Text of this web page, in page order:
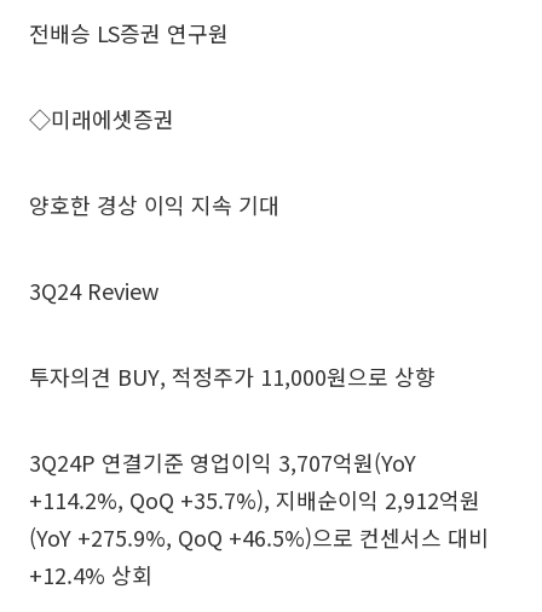
전배승 LS증권 연구원
◇미래에셋증권
양호한 경상 이익 지속 기대
3Q24 Review
투자의견 BUY, 적정주가 11,000원으로 상향
3Q24P 연결기준 영업이익 3,707억원(YoY
+114.2%, QoQ +35.7%), 지배순이익 2,912억원
(YoY +275.9%, QoQ +46.5%)으로 컨센서스 대비
+12.4% 상회